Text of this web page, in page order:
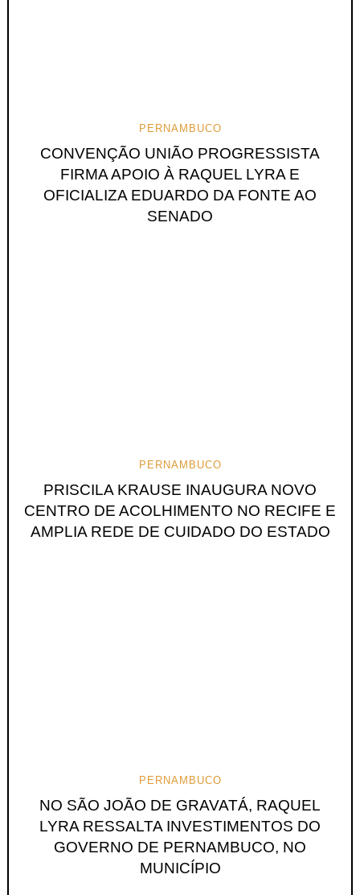
PERNAMBUCO
CONVENÇÃO UNIÃO PROGRESSISTA
FIRMA APOIO À RAQUEL LYRA E
OFICIALIZA EDUARDO DA FONTE AO
SENADO
PERNAMBUCO
PRISCILA KRAUSE INAUGURA NOVO
CENTRO DE ACOLHIMENTO NO RECIFE E
AMPLIA REDE DE CUIDADO DO ESTADO
PERNAMBUCO
NO SÃO JOÃO DE GRAVATÁ, RAQUEL
LYRA RESSALTA INVESTIMENTOS DO
GOVERNO DE PERNAMBUCO, NO
MUNICÍPIO